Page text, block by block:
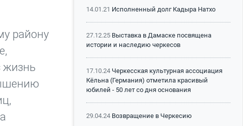
району
жизнь
14.01.21 Исполненный долг Кадыра Натхо
27.12.25 Выставка в Дамаске посвящена
истории и наследию черкесов
17.10.24 Черкесская культурная ассоциация
Кёльна (Германия) отметила красивый
юбилей - 50 лет со дня основания
29.04.24 Возвращение в Черкесию